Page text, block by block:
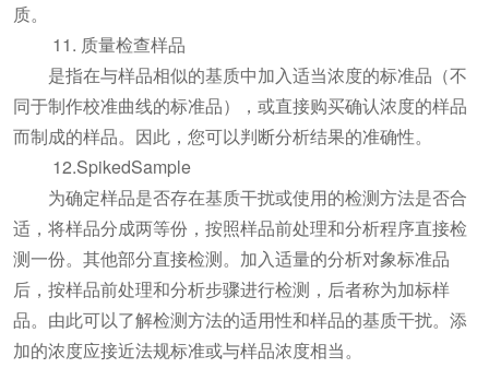
质。
11. 质量检查样品
是指在与样品相似的基质中加入适当浓度的标准品（不
同于制作校准曲线的标准品），或直接购买确认浓度的样品
而制成的样品。因此，您可以判断分析结果的准确性。
12.SpikedSample
为确定样品是否存在基质干扰或使用的检测方法是否合
适，将样品分成两等份，按照样品前处理和分析程序直接检
测一份。其他部分直接检测。加入适量的分析对象标准品
后，按样品前处理和分析步骤进行检测，后者称为加标样
品。由此可以了解检测方法的适用性和样品的基质干扰。添
加的浓度应接近法规标准或与样品浓度相当。